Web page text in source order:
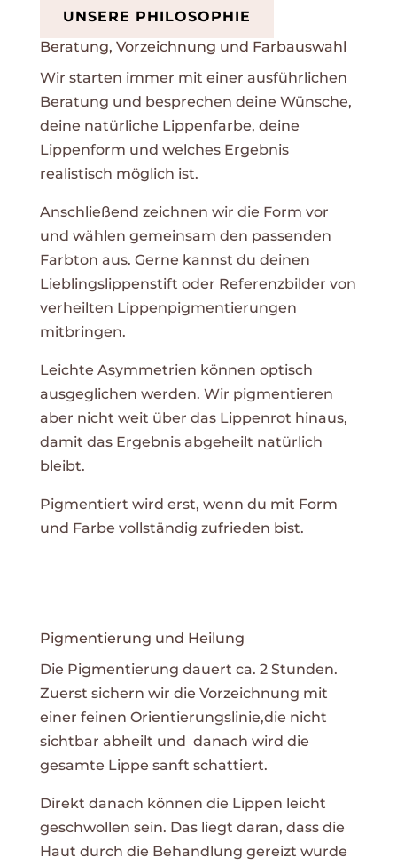
UNSERE PHILOSOPHIE
Beratung, Vorzeichnung und Farbauswahl
Wir starten immer mit einer ausführlichen
Beratung und besprechen deine Wünsche,
deine natürliche Lippenfarbe, deine
Lippenform und welches Ergebnis
realistisch möglich ist.
Anschließend zeichnen wir die Form vor
und wählen gemeinsam den passenden
Farbton aus. Gerne kannst du deinen
Lieblingslippenstift oder Referenzbilder von
verheilten Lippenpigmentierungen
mitbringen.
Leichte Asymmetrien können optisch
ausgeglichen werden. Wir pigmentieren
aber nicht weit über das Lippenrot hinaus,
damit das Ergebnis abgeheilt natürlich
bleibt.
Pigmentiert wird erst, wenn du mit Form
und Farbe vollständig zufrieden bist.
Pigmentierung und Heilung
Die Pigmentierung dauert ca. 2 Stunden.
Zuerst sichern wir die Vorzeichnung mit
einer feinen Orientierungslinie,die nicht
sichtbar abheilt und danach wird die
gesamte Lippe sanft schattiert.
Direkt danach können die Lippen leicht
geschwollen sein. Das liegt daran, dass die
Haut durch die Behandlung gereizt wurde